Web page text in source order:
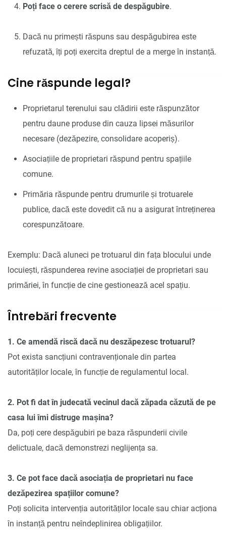
Poți face o cerere scrisă de despăgubire.
Dacă nu primești răspuns sau despăgubirea este
refuzată, îți poți exercita dreptul de a merge în instanță.
Cine răspunde legal?
Proprietarul terenului sau clădirii este răspunzător
pentru daune produse din cauza lipsei măsurilor
necesare (dezăpezire, consolidare acoperiș).
Asociațiile de proprietari răspund pentru spațiile
comune.
Primăria răspunde pentru drumurile și trotuarele
publice, dacă este dovedit că nu a asigurat întreținerea
corespunzătoare.
Exemplu: Dacă aluneci pe trotuarul din fața blocului unde
locuiești, răspunderea revine asociației de proprietari sau
primăriei, în funcție de cine gestionează acel spațiu.
Întrebări frecvente
1. Ce amendă riscă dacă nu deszăpezesc trotuarul?
Pot exista sancțiuni contravenționale din partea
autorităților locale, în funcție de regulamentul local.
2. Pot fi dat în judecată vecinul dacă zăpada căzută de pe
casa lui îmi distruge mașina?
Da, poți cere despăgubiri pe baza răspunderii civile
delictuale, dacă demonstrezi neglijența sa.
3. Ce pot face dacă asociația de proprietari nu face
dezăpezirea spațiilor comune?
Poți solicita intervenția autorităților locale sau chiar acționa
în instanță pentru neîndeplinirea obligațiilor.